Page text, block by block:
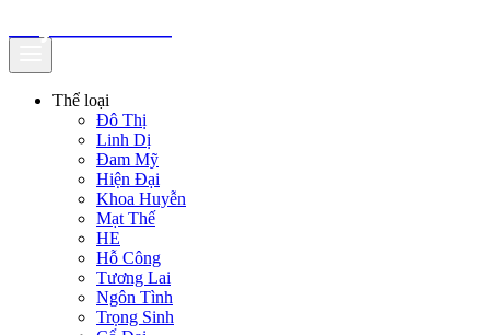
Thể loại
Đô Thị
Linh Dị
Đam Mỹ
Hiện Đại
Khoa Huyễn
Mạt Thế
HE
Hỗ Công
Tương Lai
Ngôn Tình
Trọng Sinh